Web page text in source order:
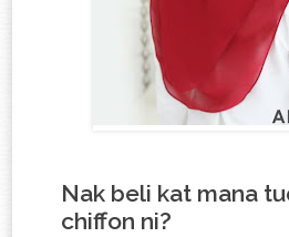
Nak beli kat mana
chiffon ni?